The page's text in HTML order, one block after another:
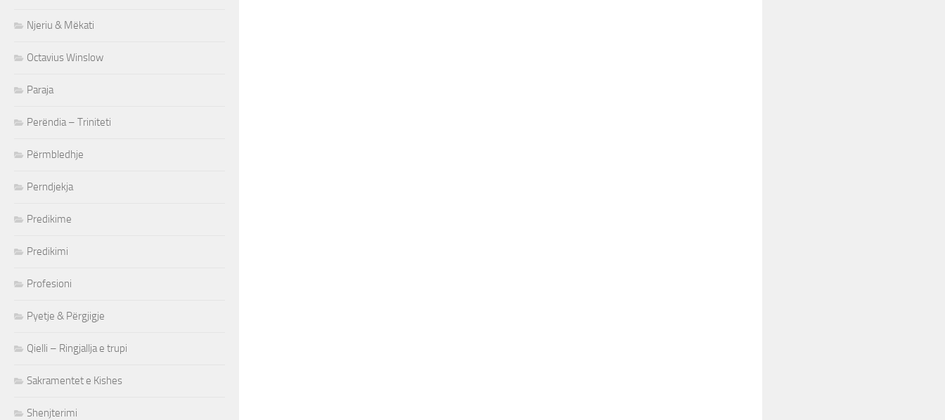
Njeriu & Mëkati
Octavius Winslow
Paraja
Perëndia – Triniteti
Përmbledhje
Perndjekja
Predikime
Predikimi
Profesioni
Pyetje & Përgjigje
Qielli – Ringjallja e trupi
Sakramentet e Kishes
Shenjterimi